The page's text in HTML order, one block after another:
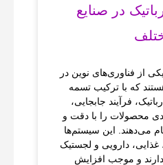
در صنایع
از فناوری‌های نوین در
که با ترکیب تسمه
فرآیند جابجایی،
محصولات را با دقت و
می‌دهند. این سیستم‌ها
دارویی و لجستیک
و موجب افزایش